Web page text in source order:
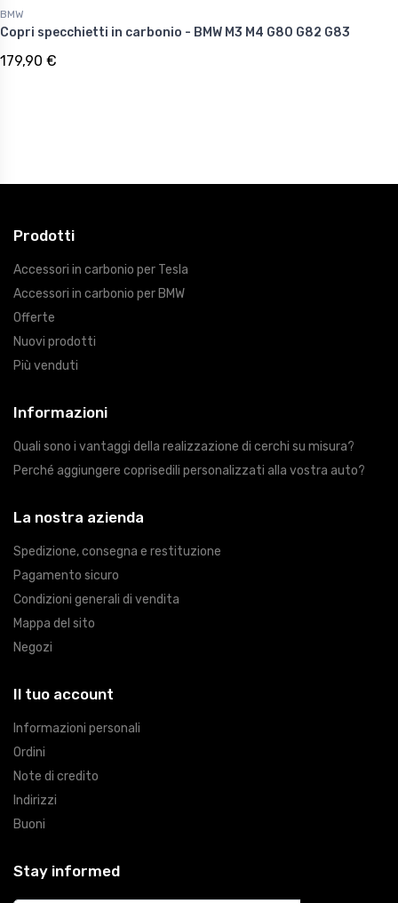
BMW
Copri specchietti in carbonio - BMW M3 M4 G80 G82 G83
179,90 €
Prodotti
Accessori in carbonio per Tesla
Accessori in carbonio per BMW
Offerte
Nuovi prodotti
Più venduti
Informazioni
Quali sono i vantaggi della realizzazione di cerchi su misura?
Perché aggiungere coprisedili personalizzati alla vostra auto?
La nostra azienda
Spedizione, consegna e restituzione
Pagamento sicuro
Condizioni generali di vendita
Mappa del sito
Negozi
Il tuo account
Informazioni personali
Ordini
Note di credito
Indirizzi
Buoni
Stay informed